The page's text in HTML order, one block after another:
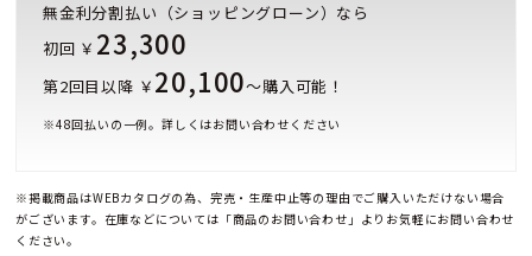
無金利分割払い（ショッピングローン）なら
初回 ￥ 23,300
第2回目以降 ￥ 20,100～購入可能！
※48回払いの一例。詳しくはお問い合わせください
※掲載商品はWEBカタログの為、完売・生産中止等の理由でご購入いただけない場合
がございます。在庫などについては「商品のお問い合わせ」よりお気軽にお問い合わせ
ください。